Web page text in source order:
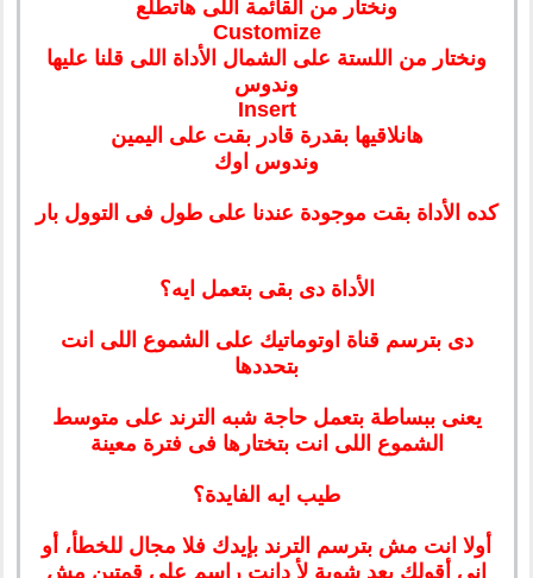
ونختار من القائمة اللى هاتطلع
Customize
ونختار من اللستة على الشمال الأداة اللى قلنا عليها
وندوس
Insert
هانلاقيها بقدرة قادر بقت على اليمين
وندوس اوك
كده الأداة بقت موجودة عندنا على طول فى التوول بار
الأداة دى بقى بتعمل ايه؟
دى بترسم قناة اوتوماتيك على الشموع اللى انت
بتحددها
يعنى ببساطة بتعمل حاجة شبه الترند على متوسط
الشموع اللى انت بتختارها فى فترة معينة
طيب ايه الفايدة؟
أولا انت مش بترسم الترند بإيدك فلا مجال للخطأ، أو
انى أقولك بعد شوية لأ دانت راسم على قمتين مش